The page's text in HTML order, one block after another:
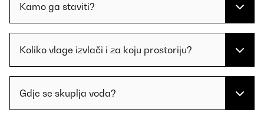
Kamo ga staviti?
Koliko vlage izvlači i za koju prostoriju?
Gdje se skuplja voda?